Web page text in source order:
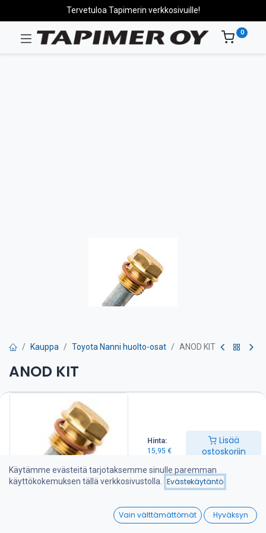
Hinta:
15,95 €
Lisää
ostoskoriin
Wishlist
Tervetuloa Tapimerin verkkosivuille!
0
Kauppa Toyota Nanni huolto-osat ANOD KIT
ANOD KIT
Sinkki on vaihdettava kun siitä on kulunut puolet.
Lisää ostoskoriin
Lisää toivelistalle
Käytämme evästeitä tarjotaksemme sinulle paremman
käyttökokemuksen tällä verkkosivustolla.
Evästekäytäntö
Vain välttämättömät Hyväksyn